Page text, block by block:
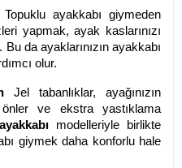
ayakkabı giymeden
yapmak, ayak kaslarınızı
da ayaklarınızın ayakkabı
olur.
Jel tabanlıklar, ayağınızın
önler ve ekstra yastıklama
modelleriyle birlikte
giymek daha konforlu hale